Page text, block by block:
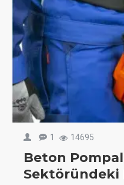
1 14695
Beton
Sektöründeki